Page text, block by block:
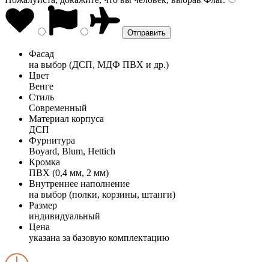
Фасад
на выбор (ДСП, МДФ ПВХ и др.)
Цвет
Венге
Стиль
Современный
Материал корпуса
ДСП
Фурнитура
Boyard, Blum, Hettich
Кромка
ПВХ (0,4 мм, 2 мм)
Внутреннее наполнение
на выбор (полки, корзины, штанги)
Размер
индивидуальный
Цена
указана за базовую комплектацию